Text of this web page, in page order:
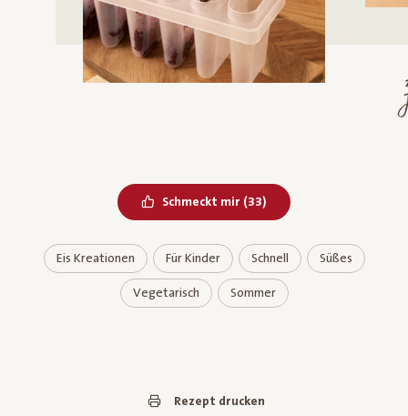
Schmeckt mir Bereits geliked
(33)
Eis Kreationen Für Kinder Schnell Süßes
Vegetarisch Sommer
Rezept drucken